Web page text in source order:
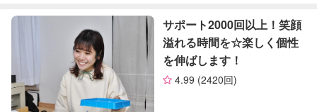
特徴 料金 レビュー
サポートの特徴
資格 なし
サポート2000回以上！笑顔
溢れる時間を☆楽しく個性
を伸ばします！
4.99 (2420回)